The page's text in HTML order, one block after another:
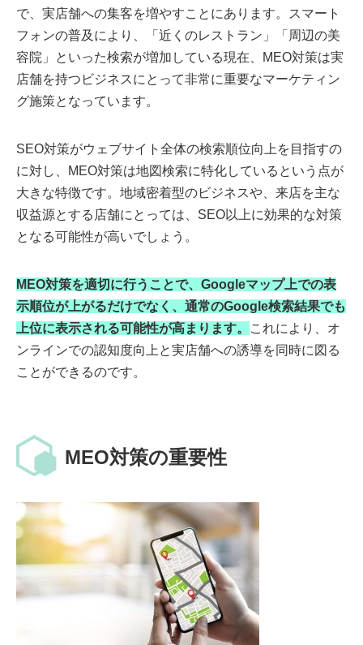
で、実店舗への集客を増やすことにあります。スマート
フォンの普及により、「近くのレストラン」「周辺の美
容院」といった検索が増加している現在、MEO対策は実
店舗を持つビジネスにとって非常に重要なマーケティン
グ施策となっています。
SEO対策がウェブサイト全体の検索順位向上を目指すの
に対し、MEO対策は地図検索に特化しているという点が
大きな特徴です。地域密着型のビジネスや、来店を主な
収益源とする店舗にとっては、SEO以上に効果的な対策
となる可能性が高いでしょう。
MEO対策を適切に行うことで、Googleマップ上での表
示順位が上がるだけでなく、通常のGoogle検索結果でも
上位に表示される可能性が高まります。
これにより、オ
ンラインでの認知度向上と実店舗への誘導を同時に図る
ことができるのです。
MEO対策の重要性